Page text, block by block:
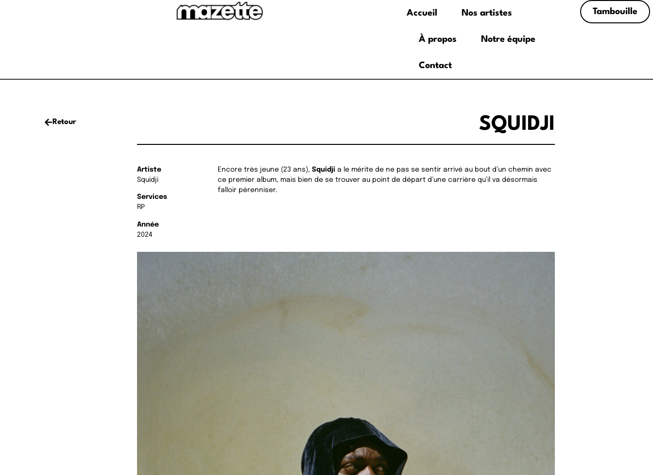
Accueil Nos artistes
À propos Notre équipe
Contact
Tambouille
Retour SQUIDJI
Artiste
Squidji
Services
RP
Année
2024
Encore très jeune (23 ans),Squidji a le mérite de ne pas se sentir arrivé au bout d’un chemin avec
ce premier album, mais bien de se trouver au point de départ d’une carrière qu’il va désormais
falloir pérenniser.